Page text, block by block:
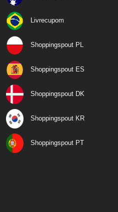
Livrecupom
Shoppingspout PL
Shoppingspout ES
Shoppingspout DK
Shoppingspout KR
Shoppingspout PT